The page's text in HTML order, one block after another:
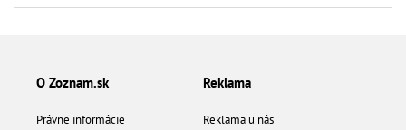
O Zoznam.sk
Právne informácie
Reklama
Reklama u nás